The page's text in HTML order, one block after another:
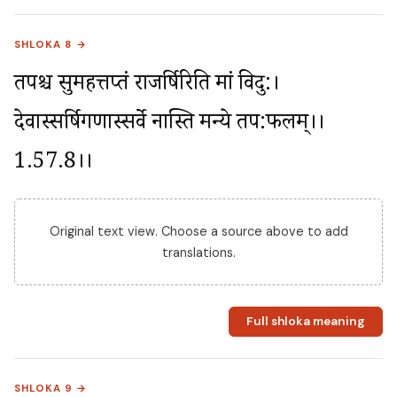
SHLOKA 8 →
तपश्च सुमहत्तप्तं राजर्षिरिति मां विदु:।
देवास्सर्षिगणास्सर्वे नास्ति मन्ये तप:फलम्।।
1.57.8।।
Original text view. Choose a source above to add
translations.
Full shloka meaning
SHLOKA 9 →